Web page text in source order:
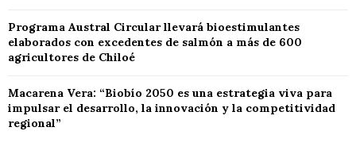
Programa Austral Circular llevará bioestimulantes
elaborados con excedentes de salmón a más de 600
agricultores de Chiloé
Macarena Vera: “Biobío 2050 es una estrategia viva para
impulsar el desarrollo, la innovación y la competitividad
regional”